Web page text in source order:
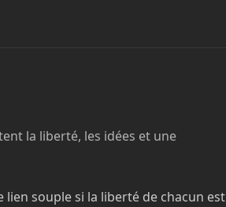
la liberté, les idées et une
souple si la liberté de chacun est